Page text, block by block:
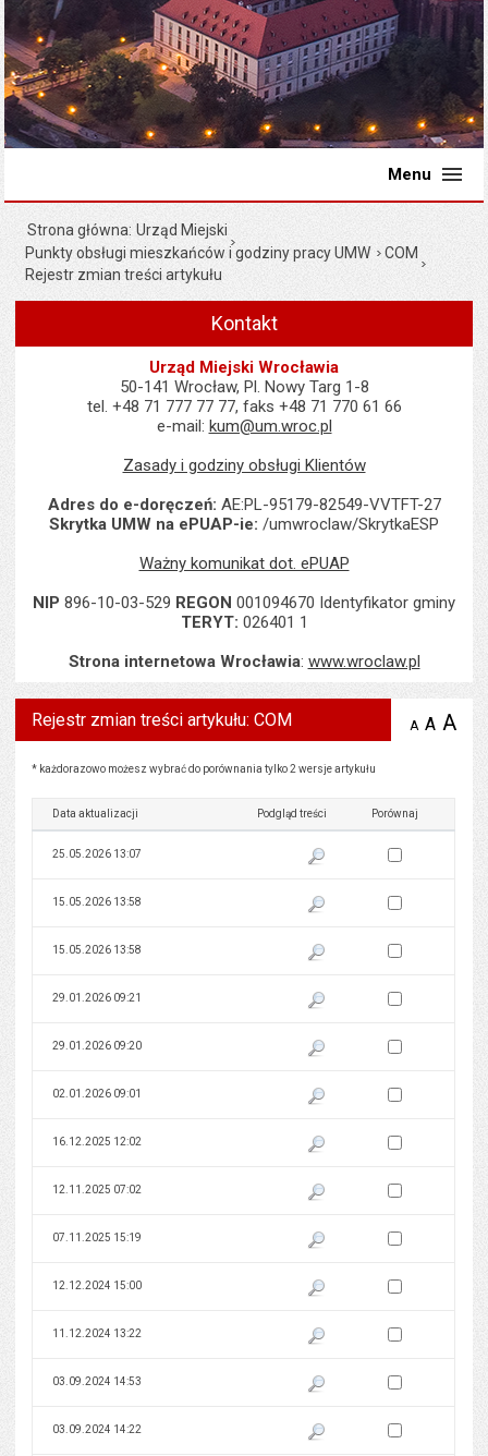
Menu
Strona główna Urząd Miejski
Punkty obsługi mieszkańców i godziny pracy UMW
COM
Rejestr zmian treści artykułu
Kontakt
Urząd Miejski Wrocławia
50-141 Wrocław, Pl. Nowy Targ 1-8
tel. +48 71 777 77 77, faks +48 71 770 61 66
e-mail: kum@um.wroc.pl
Zasady i godziny obsługi Klientów
Adres do e-doręczeń: AE:PL-95179-82549-VVTFT-27
Skrytka UMW na ePUAP-ie: /umwroclaw/SkrytkaESP
Ważny komunikat dot. ePUAP
NIP 896-10-03-529 REGON 001094670 Identyfikator gminy
TERYT: 026401 1
Strona internetowa Wrocławia: www.wroclaw.pl
Rejestr zmian treści artykułu: COM A zmniejsz
A A
Rejestr zmian treści artykułu: COM
* każdorazowo możesz wybrać do porównania tylko 2 wersje artykułu
Data aktualizacji Podgląd treści Porównaj
25.05.2026 13:07 Pokaż podgląd wersji z dnia
Zaznacz wersję do
15.05.2026 13:58 Pokaż podgląd wersji z dnia
Zaznacz wersję do
15.05.2026 13:58 Pokaż podgląd wersji z dnia
Zaznacz wersję do
29.01.2026 09:21 Pokaż podgląd wersji z dnia
Zaznacz wersję do
29.01.2026 09:20 Pokaż podgląd wersji z dnia
Zaznacz wersję do
02.01.2026 09:01 Pokaż podgląd wersji z dnia
Zaznacz wersję do
16.12.2025 12:02 Pokaż podgląd wersji z dnia
Zaznacz wersję do
12.11.2025 07:02 Pokaż podgląd wersji z dnia
Zaznacz wersję do
07.11.2025 15:19 Pokaż podgląd wersji z dnia
Zaznacz wersję do
12.12.2024 15:00 Pokaż podgląd wersji z dnia
Zaznacz wersję do
11.12.2024 13:22 Pokaż podgląd wersji z dnia
Zaznacz wersję do
03.09.2024 14:53 Pokaż podgląd wersji z dnia
Zaznacz wersję do
03.09.2024 14:22 Pokaż podgląd wersji z dnia
Zaznacz wersję do